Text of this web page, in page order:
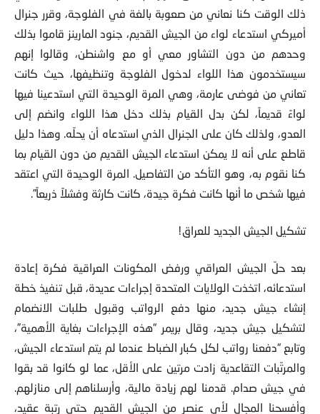
وأثبتت أنهم كانوا على حق بقرارهم بعدم فعل ذلك، وقال “في
ذلك الوقت كنا نعاني من صعوبة بالغة في الفلوجة، وقرر جنرال
أميركي استدعاء لواء من الجيش القديم، جنود المارينز قاموا بذلك
وحدهم من دون التشاور معي أو مع واشنطن، وقالوا إنهم
سيستخدمون هذا اللواء لدخول الفلوجة وتنظيفها، حيث كانت
تعاني من فوضى عارمة، وهي المرة الوحيدة التي استدعينا فيها
لواءً قديماً، لكن بدل القيام بذلك دخل هذا اللواء وانضم إلى
العدو، ولذلك كان على الجنرال الذي استدعاه أن يحلّه. وهذا دليل
قاطع على أنه لا يمكن استدعاء الجيش القديم من دون القيام بما
كنا نقوم به، وهو التأكد من التفاصيل. المرة الوحيدة التي اعتقد
بعد حلّ الجيش العراقي ورفض المكونات العراقية فكرة إعادة
استدعائه، اتخذت الولايات المتحدة إجراءات عديدة، قبل تنفيذ خطة
إنشاء جيش جديد، منها دفع الرواتب وقبول طلبات الانضمام
لتشكيل جيش جديد، وقال بريمر “هذه الإجراءات بغاية الأهمية”،
وتابع “دفعنا رواتب لكل كبار الضباط عندما لم يتم استدعاء الجيش،
والمرتّبات التقاعدية زادت مرتين على الأقل، عما لو كانوا قد بقوا
في جيش صدام. قدمنا لهم زيادة مالية، وأرسلناهم إلى منازلهم.